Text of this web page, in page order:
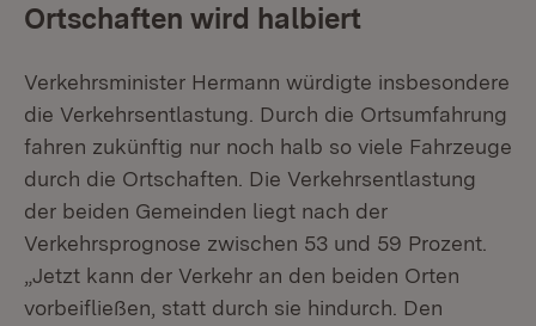
Ortschaften wird halbiert
Verkehrsminister Hermann würdigte insbesondere
die Verkehrsentlastung. Durch die Ortsumfahrung
fahren zukünftig nur noch halb so viele Fahrzeuge
durch die Ortschaften. Die Verkehrsentlastung
der beiden Gemeinden liegt nach der
Verkehrsprognose zwischen 53 und 59 Prozent.
„Jetzt kann der Verkehr an den beiden Orten
vorbeifließen, statt durch sie hindurch. Den